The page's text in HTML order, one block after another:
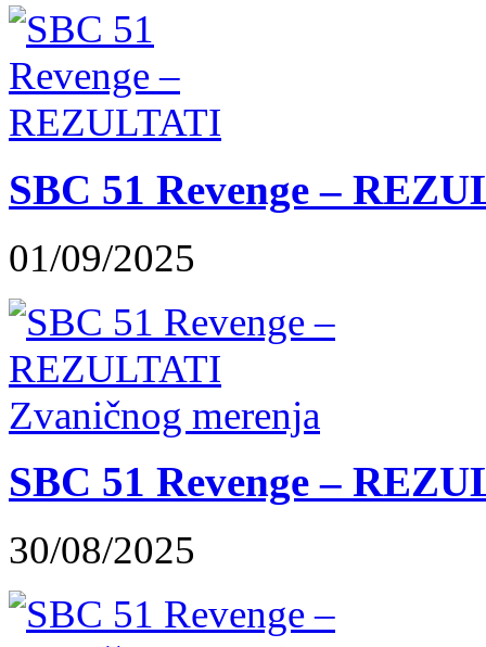
SBC 51 Revenge –
01/09/2025
SBC 51 Revenge –
30/08/2025